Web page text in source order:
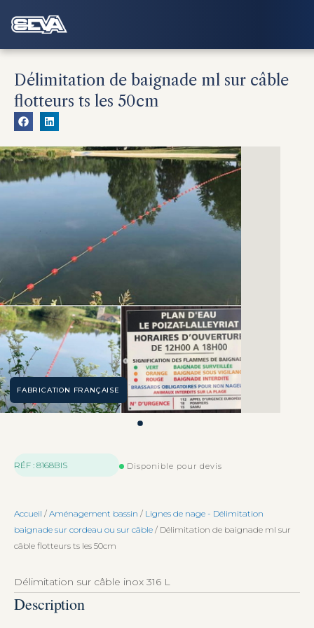
Délimitation de baignade ml sur câble
flotteurs ts les 50cm
FABRICATION FRANÇAISE
RÉF : 8168BIS Disponible pour devis
Accueil / Aménagement bassin / Lignes de nage - Délimitation
baignade sur cordeau ou sur câble / Délimitation de baignade ml sur
câble flotteurs ts les 50cm
Délimitation sur câble inox 316 L
Description